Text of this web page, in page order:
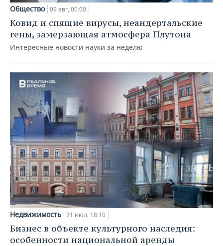
Общество 09 авг, 00:00
Ковид и спящие вирусы, неандертальские
гены, замерзающая атмосфера Плутона
Интересные новости науки за неделю
Недвижимость 31 июл, 18:10
Бизнес в объекте культурного наследия:
особенности национальной аренды